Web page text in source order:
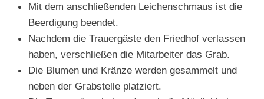
Mit dem anschließenden Leichenschmaus ist die
Beerdigung beendet.
Nachdem die Trauergäste den Friedhof verlassen
haben, verschließen die Mitarbeiter das Grab.
Die Blumen und Kränze werden gesammelt und
neben der Grabstelle platziert.